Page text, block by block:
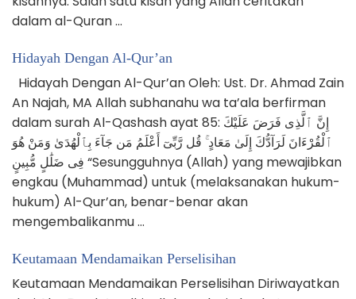
dalam al-Quran …
Hidayah Dengan Al-Qur’an
Hidayah Dengan Al-Qur’an Oleh: Ust. Dr. Ahmad Zain
An Najah, MA Allah subhanahu wa ta’ala berfirman
dalam surah Al-Qashash ayat 85: إِنَّ ٱلَّذِى فَرَضَ عَلَيْكَ
ٱلْقُرْءَانَ لَرَآدُّكَ إِلَىٰ مَعَادٍ ۚ قُل رَّبِّىٓ أَعْلَمُ مَن جَآءَ بِٱلْهُدَىٰ وَمَنْ هُوَ
فِى ضَلَٰلٍ مُّبِينٍ “Sesungguhnya (Allah) yang mewajibkan
engkau (Muhammad) untuk (melaksanakan hukum-
hukum) Al-Qur’an, benar-benar akan
mengembalikanmu …
Keutamaan Mendamaikan Perselisihan
Keutamaan Mendamaikan Perselisihan Diriwayatkan